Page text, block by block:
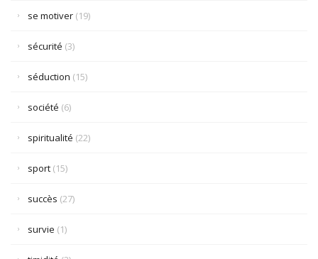
se motiver (19)
sécurité (3)
séduction (15)
société (6)
spiritualité (22)
sport (15)
succès (27)
survie (1)